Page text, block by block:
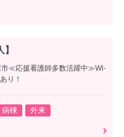
市≪応援看護師多数活躍中≫Wi-
り！
病棟
外来